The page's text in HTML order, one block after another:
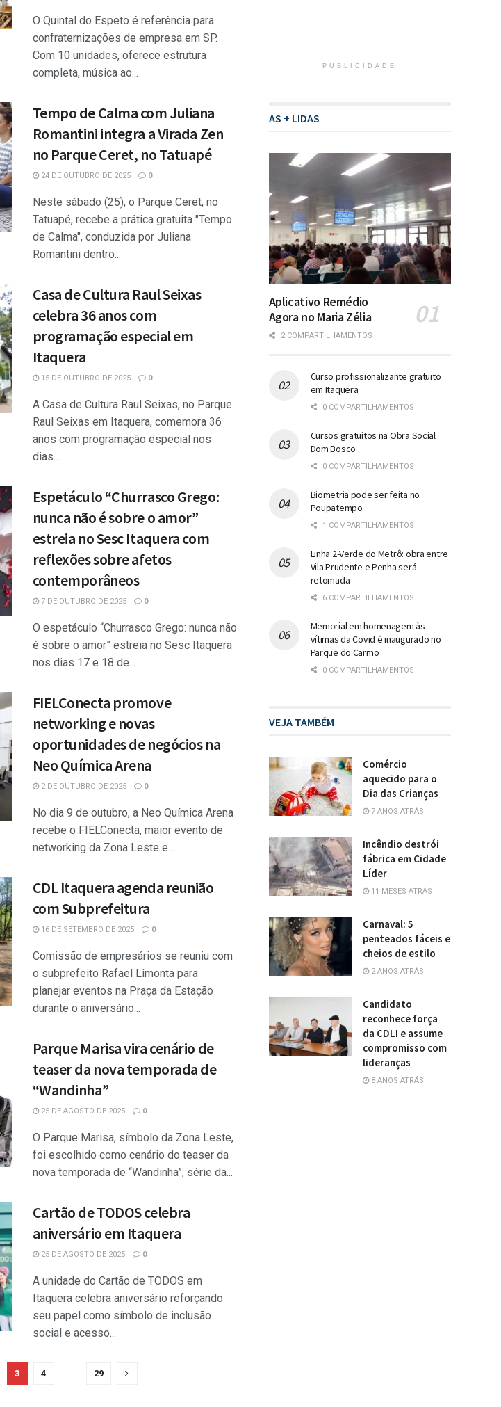
O Quintal do Espeto é referência para
confraternizações de empresa em SP.
Com 10 unidades, oferece estrutura
completa, música ao...
Tempo de Calma com Juliana
Romantini integra a Virada Zen
no Parque Ceret, no Tatuapé
24 DE OUTUBRO DE 2025 0
Neste sábado (25), o Parque Ceret, no
Tatuapé, recebe a prática gratuita "Tempo
de Calma", conduzida por Juliana
Romantini dentro...
Casa de Cultura Raul Seixas
celebra 36 anos com
programação especial em
Itaquera
15 DE OUTUBRO DE 2025 0
A Casa de Cultura Raul Seixas, no Parque
Raul Seixas em Itaquera, comemora 36
anos com programação especial nos
dias...
Espetáculo “Churrasco Grego:
nunca não é sobre o amor”
estreia no Sesc Itaquera com
reflexões sobre afetos
contemporâneos
7 DE OUTUBRO DE 2025 0
O espetáculo “Churrasco Grego: nunca não
é sobre o amor” estreia no Sesc Itaquera
nos dias 17 e 18 de...
FIELConecta promove
networking e novas
oportunidades de negócios na
Neo Química Arena
2 DE OUTUBRO DE 2025 0
No dia 9 de outubro, a Neo Química Arena
recebe o FIELConecta, maior evento de
networking da Zona Leste e...
CDL Itaquera agenda reunião
com Subprefeitura
16 DE SETEMBRO DE 2025 0
Comissão de empresários se reuniu com
o subprefeito Rafael Limonta para
planejar eventos na Praça da Estação
durante o aniversário...
Parque Marisa vira cenário de
teaser da nova temporada de
“Wandinha”
25 DE AGOSTO DE 2025 0
O Parque Marisa, símbolo da Zona Leste,
foi escolhido como cenário do teaser da
nova temporada de “Wandinha”, série da...
Cartão de TODOS celebra
aniversário em Itaquera
25 DE AGOSTO DE 2025 0
A unidade do Cartão de TODOS em
Itaquera celebra aniversário reforçando
seu papel como símbolo de inclusão
social e acesso...
3 4 … 29
PUBLICIDADE
AS + LIDAS
Aplicativo Remédio
Agora no Maria Zélia
2 COMPARTILHAMENTOS
Curso profissionalizante gratuito
em Itaquera
0 COMPARTILHAMENTOS
Cursos gratuitos na Obra Social
Dom Bosco
0 COMPARTILHAMENTOS
Biometria pode ser feita no
Poupatempo
1 COMPARTILHAMENTOS
Linha 2-Verde do Metrô: obra entre
Vila Prudente e Penha será
retomada
6 COMPARTILHAMENTOS
Memorial em homenagem às
vítimas da Covid é inaugurado no
Parque do Carmo
0 COMPARTILHAMENTOS
VEJA TAMBÉM
Comércio
aquecido para o
Dia das Crianças
7 ANOS ATRÁS
Incêndio destrói
fábrica em Cidade
Líder
11 MESES ATRÁS
Carnaval: 5
penteados fáceis e
cheios de estilo
2 ANOS ATRÁS
Candidato
reconhece força
da CDLI e assume
compromisso com
lideranças
8 ANOS ATRÁS